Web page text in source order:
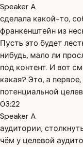
Speaker A
сделала какой-то,
франкенштейн из
Пусть это будет
нибудь, мало ли
под контент. И вот
какая? Это, а
потенциальной
03:22
Speaker A
аудитории,
чём у целевой